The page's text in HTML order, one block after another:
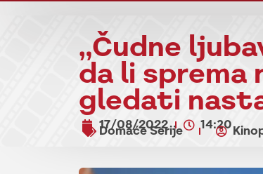
„Čudne
da li sprema
gledati
17/08/2022 14:20
Domaće Serije